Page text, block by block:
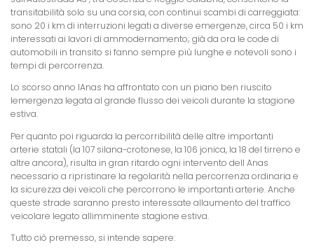
transitabilità solo su una corsia, con continui scambi di carreggiata:
sono 20 i km di interruzioni legati a diverse emergenze, circa 50 i km
interessati ai lavori di ammodernamento; già da ora le code di
automobili in transito si fanno sempre più lunghe e notevoli sono i
tempi di percorrenza.
Lo scorso anno lAnas ha affrontato con un piano ben riuscito
lemergenza legata al grande flusso dei veicoli durante la stagione
estiva.
Per quanto poi riguarda la percorribilità delle altre importanti
arterie statali (la 107 silana-crotonese, la 106 jonica, la 18 del tirreno e
altre ancora), risulta in gran ritardo ogni intervento dell Anas
necessario a ripristinare la regolarità nella percorrenza ordinaria e
la sicurezza dei veicoli che percorrono le importanti arterie. Anche
queste strade saranno presto interessate allaumento del traffico
veicolare legato allimminente stagione estiva.
Tutto ciò premesso, si intende sapere: